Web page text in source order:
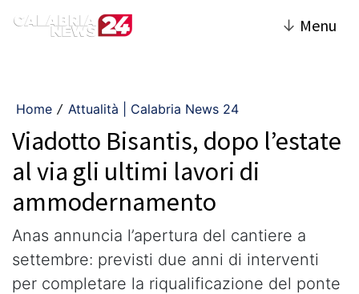
↓ Menu
Home / Attualità | Calabria News 24
Viadotto Bisantis, dopo l’estate
al via gli ultimi lavori di
ammodernamento
Anas annuncia l’apertura del cantiere a
settembre: previsti due anni di interventi
per completare la riqualificazione del ponte